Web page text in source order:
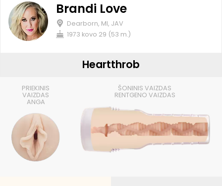
PRIEKINIS
VAIZDAS
ANGA
ŠONINIS VAIZDAS
RENTGENO VAIZDAS
Brandi Love
Dearborn, MI, JAV
1973 kovo 29 (53 m.)
Heartthrob